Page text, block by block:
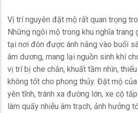
Vị trí nguyên đặt mộ rất quan trọng
Những ngôi mộ trong khu nghĩa
tại nơi đón được ánh nắng vào buổi
âm dương, mang lại nguồn sinh khí
vị trí bị che chắn, khuất tầm nhìn,
không tốt cho phong thủy. Đặt mộ
yên tĩnh, tránh xa đường lớn, xe cộ
làm quấy nhiễu âm trạch, ảnh hưởng